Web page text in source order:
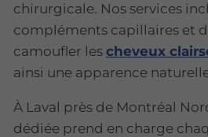
chirurgicale. Nos services
compléments capillaires et
camoufler les cheveux
ainsi une apparence
À Laval près de Montréal
dédiée prend en charge